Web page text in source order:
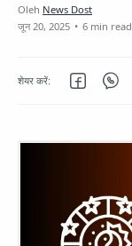
6 min read